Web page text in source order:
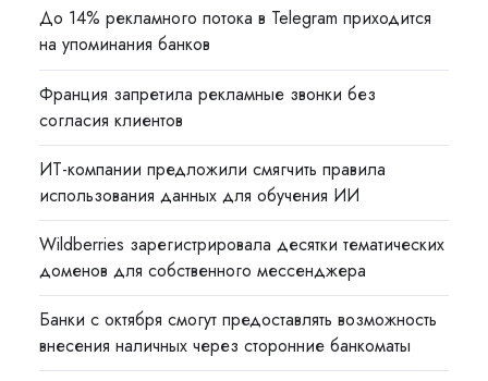
До 14% рекламного потока в Telegram приходится
на упоминания банков
Франция запретила рекламные звонки без
согласия клиентов
ИТ-компании предложили смягчить правила
использования данных для обучения ИИ
Wildberries зарегистрировала десятки тематических
доменов для собственного мессенджера
Банки с октября смогут предоставлять возможность
внесения наличных через сторонние банкоматы